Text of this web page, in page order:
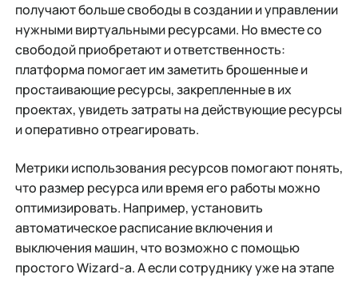
получают больше свободы в создании и управлении
нужными виртуальными ресурсами. Но вместе со
свободой приобретают и ответственность:
платформа помогает им заметить брошенные и
простаивающие ресурсы, закрепленные в их
проектах, увидеть затраты на действующие ресурсы
и оперативно отреагировать.
Метрики использования ресурсов помогают понять,
что размер ресурса или время его работы можно
оптимизировать. Например, установить
автоматическое расписание включения и
выключения машин, что возможно с помощью
простого Wizard-a. А если сотруднику уже на этапе